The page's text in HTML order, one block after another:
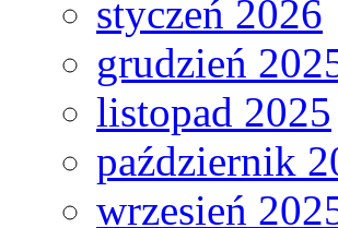
styczeń 2026
grudzień
listopad 2025
październik
wrzesień